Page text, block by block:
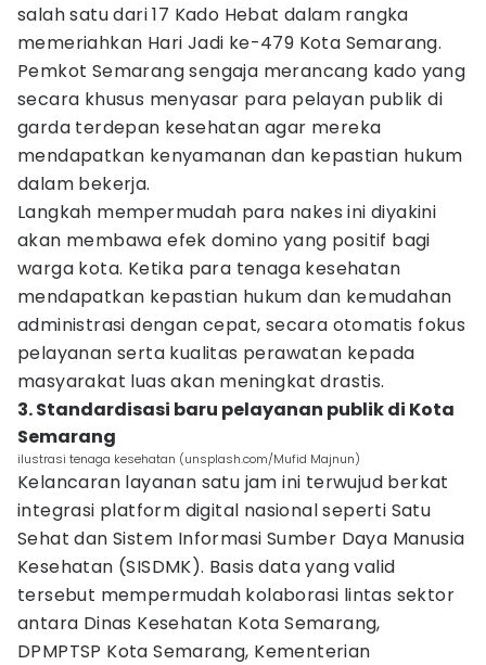
salah satu dari 17 Kado Hebat dalam rangka
memeriahkan Hari Jadi ke-479 Kota Semarang.
Pemkot Semarang sengaja merancang kado yang
secara khusus menyasar para pelayan publik di
garda terdepan kesehatan agar mereka
mendapatkan kenyamanan dan kepastian hukum
dalam bekerja.
Langkah mempermudah para nakes ini diyakini
akan membawa efek domino yang positif bagi
warga kota. Ketika para tenaga kesehatan
mendapatkan kepastian hukum dan kemudahan
administrasi dengan cepat, secara otomatis fokus
pelayanan serta kualitas perawatan kepada
masyarakat luas akan meningkat drastis.
3. Standardisasi baru pelayanan publik di Kota
Semarang
ilustrasi tenaga kesehatan (unsplash.com/Mufid Majnun)
Kelancaran layanan satu jam ini terwujud berkat
integrasi platform digital nasional seperti Satu
Sehat dan Sistem Informasi Sumber Daya Manusia
Kesehatan (SISDMK). Basis data yang valid
tersebut mempermudah kolaborasi lintas sektor
antara Dinas Kesehatan Kota Semarang,
DPMPTSP Kota Semarang, Kementerian